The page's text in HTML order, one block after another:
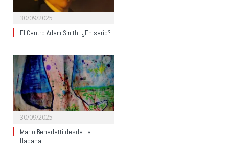
30/09/2025
El Centro Adam Smith: ¿En serio?
30/09/2025
Mario Benedetti desde La
Habana…